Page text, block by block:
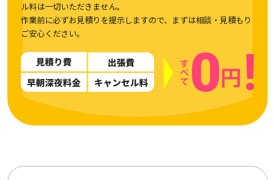
ル料は一切いただきません。
作業前に必ずお見積りを提示しますので、まずは相談・見積もり
ご安心ください。